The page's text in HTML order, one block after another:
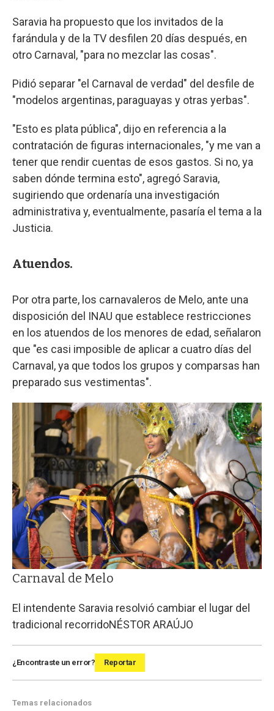
Saravia ha propuesto que los invitados de la
farándula y de la TV desfilen 20 días después, en
otro Carnaval, "para no mezclar las cosas".
Pidió separar "el Carnaval de verdad" del desfile de
"modelos argentinas, paraguayas y otras yerbas".
"Esto es plata pública", dijo en referencia a la
contratación de figuras internacionales, "y me van a
tener que rendir cuentas de esos gastos. Si no, ya
saben dónde termina esto", agregó Saravia,
sugiriendo que ordenaría una investigación
administrativa y, eventualmente, pasaría el tema a la
Justicia.
Atuendos.
Por otra parte, los carnavaleros de Melo, ante una
disposición del INAU que establece restricciones
en los atuendos de los menores de edad, señalaron
que "es casi imposible de aplicar a cuatro días del
Carnaval, ya que todos los grupos y comparsas han
preparado sus vestimentas".
Carnaval de Melo
El intendente Saravia resolvió cambiar el lugar del
tradicional recorridoNÉSTOR ARAÚJO
¿Encontraste un error? Reportar
Temas relacionados